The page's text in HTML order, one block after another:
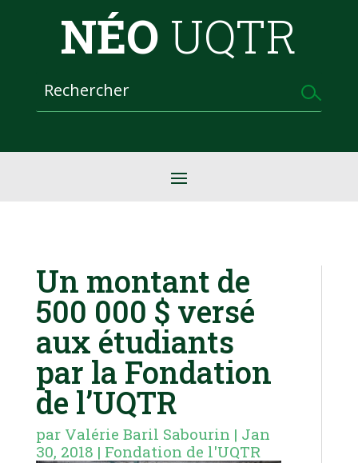
NÉO UQTR
Un montant de
500 000 $ versé
aux étudiants
par la Fondation
de l’UQTR
par Valérie Baril Sabourin | Jan
30, 2018 | Fondation de l'UQTR